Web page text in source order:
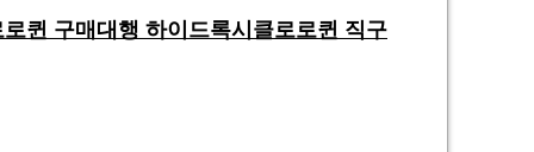
퀸 구매대행 하이드록시클로로퀸 직구